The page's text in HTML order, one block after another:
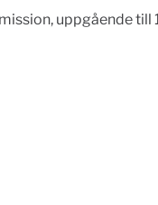
uppgående till